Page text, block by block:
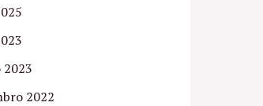
2023
2022